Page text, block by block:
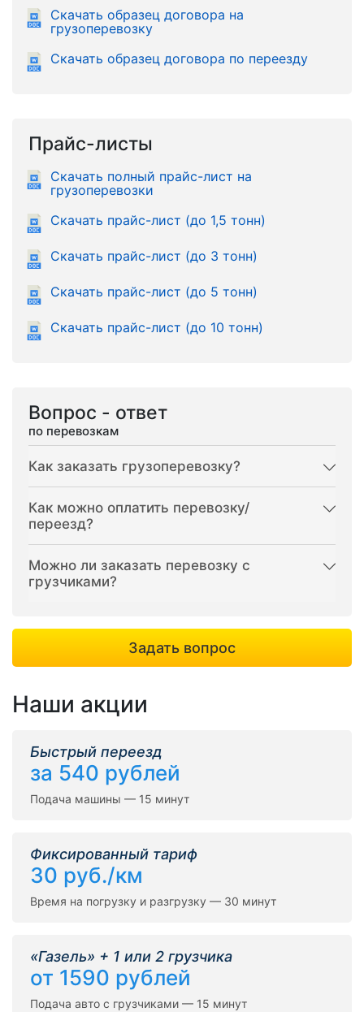
Скачать образец договора на
грузоперевозку
Скачать образец договора по переезду
Прайс-листы
Скачать полный прайс-лист на
грузоперевозки
Скачать прайс-лист (до 1,5 тонн)
Скачать прайс-лист (до 3 тонн)
Скачать прайс-лист (до 5 тонн)
Скачать прайс-лист (до 10 тонн)
Вопрос - ответ
по перевозкам
Как заказать грузоперевозку?
Как можно оплатить перевозку/
переезд?
Можно ли заказать перевозку с
грузчиками?
Задать вопрос
Наши акции
Быстрый переезд
за 540 рублей
Подача машины — 15 минут
Фиксированный тариф
30 руб./км
Время на погрузку и разгрузку — 30 минут
«Газель» + 1 или 2 грузчика
от 1590 рублей
Подача авто с грузчиками — 15 минут